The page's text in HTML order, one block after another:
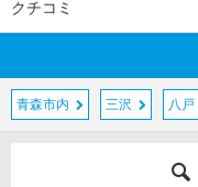
クチコミ
青森市内 三沢 八戸